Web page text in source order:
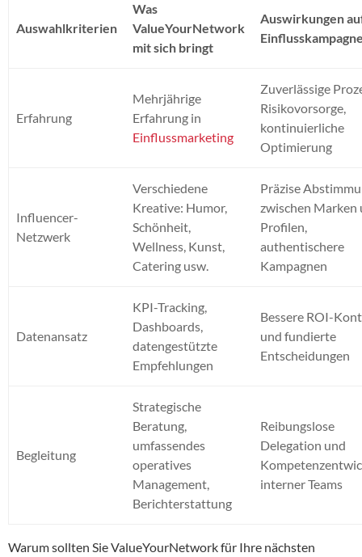
Auswahlkriterien
Was
ValueYourNetwork
mit sich bringt
Auswirkungen
Erfahrung
Mehrjährige
Erfahrung in
Einflussmarketing
Zuverlässige
Risikovorsorge,
kontinuierliche
Optimierung
Influencer-
Netzwerk
Verschiedene
Kreative: Humor,
Schönheit,
Wellness, Kunst,
Catering usw.
Präzise
zwischen Marken
Profilen,
authentischere
Kampagnen
Datenansatz
KPI-Tracking,
Dashboards,
datengestützte
Empfehlungen
Bessere ROI-
und fundierte
Entscheidungen
Begleitung
Strategische
Beratung,
umfassendes
operatives
Management,
Berichterstattung
Reibungslose
Delegation und
interner Teams
Warum sollten Sie ValueYourNetwork für Ihre nächsten